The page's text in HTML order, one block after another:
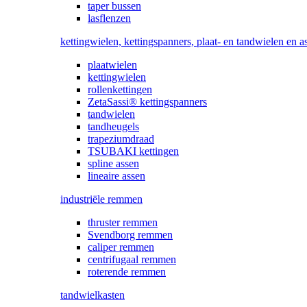
taper bussen
lasflenzen
kettingwielen, kettingspanners, plaat- en tandwielen en
plaatwielen
kettingwielen
rollenkettingen
ZetaSassi® kettingspanners
tandwielen
tandheugels
trapeziumdraad
TSUBAKI kettingen
spline assen
lineaire assen
industriële remmen
thruster remmen
Svendborg remmen
caliper remmen
centrifugaal remmen
roterende remmen
tandwielkasten